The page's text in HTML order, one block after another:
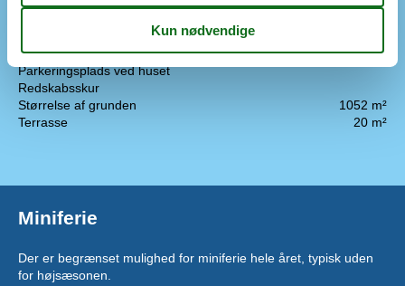
Overdækket terrasse
10 m²
Parkeringsplads ved huset
Redskabsskur
Størrelse af grunden
1052 m²
Terrasse
20 m²
Miniferie
Der er begrænset mulighed for miniferie hele året, typisk uden
for højsæsonen.